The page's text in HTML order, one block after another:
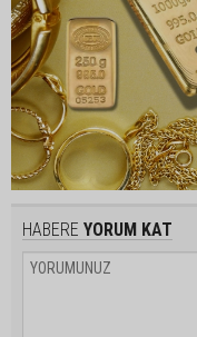
HABERE YORUM KAT